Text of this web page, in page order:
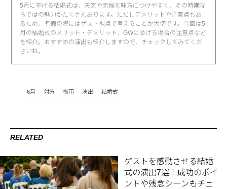
5月に挙げる結婚式は、天気や気候を味方につけやすく、その時期な
らではの魅力がたくさんあります。ただしデメリットや注意点もあ
るため、準備の際にはゲスト視点で考えることが大切です。今回は5
月の結婚式のメリット・デメリット、GWに挙げる場合の注意点など
を紹介。おすすめの演出も紹介しますので、チェックしてみてくだ
さいね。
6月 対策 梅雨 演出 結婚式
RELATED
ゲストを感動させる結婚
式の演出7選！成功のポイ
ントや残念シーンもチェ